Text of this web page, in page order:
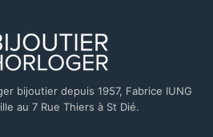
bijoutier depuis 1957, Fabrice IUNG
au 7 Rue Thiers à St Dié.